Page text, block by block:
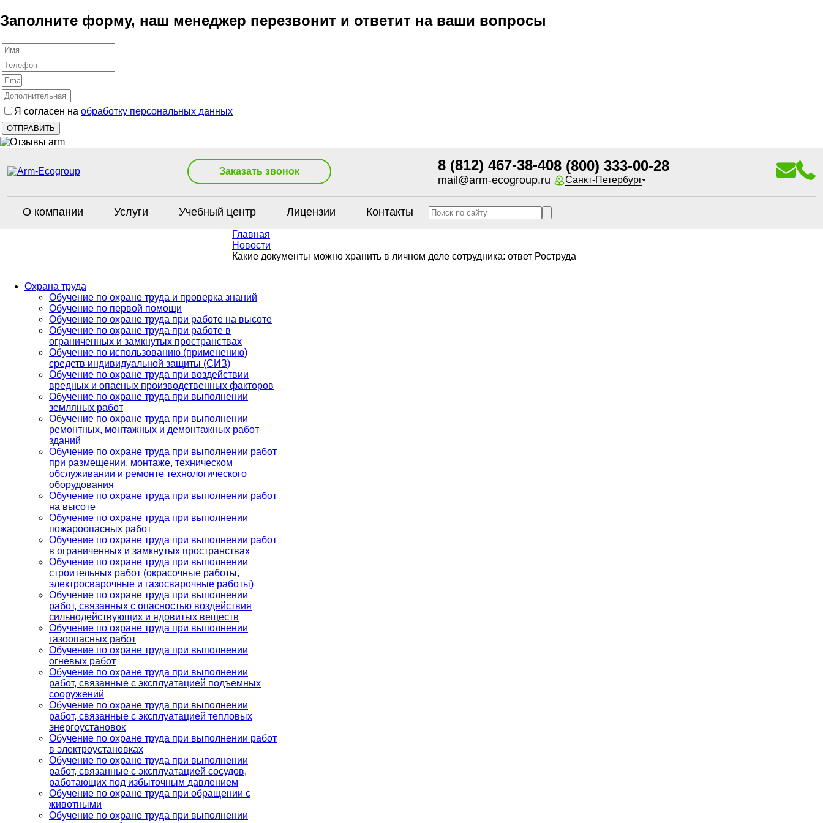
Заполните форму, наш менеджер перезвонит и ответит на ваши вопросы
Я согласен на обработку персональных данных
Заказать звонок 8 (812) 467-38-40
mail@arm-ecogroup.ru
8 (800) 333-00-28
Санкт-Петербург
О компании Услуги Учебный центр Лицензии Контакты
Главная
Новости
Какие документы можно хранить в личном деле сотрудника: ответ Роструда
Охрана труда
Обучение по охране труда и проверка знаний
Обучение по первой помощи
Обучение по охране труда при работе на высоте
Обучение по охране труда при работе в
ограниченных и замкнутых пространствах
Обучение по использованию (применению)
средств индивидуальной защиты (СИЗ)
Обучение по охране труда при воздействии
вредных и опасных производственных факторов
Обучение по охране труда при выполнении
земляных работ
Обучение по охране труда при выполнении
ремонтных, монтажных и демонтажных работ
зданий
Обучение по охране труда при выполнении работ
при размещении, монтаже, техническом
обслуживании и ремонте технологического
оборудования
Обучение по охране труда при выполнении работ
на высоте
Обучение по охране труда при выполнении
пожароопасных работ
Обучение по охране труда при выполнении работ
в ограниченных и замкнутых пространствах
Обучение по охране труда при выполнении
строительных работ (окрасочные работы,
электросварочные и газосварочные работы)
Обучение по охране труда при выполнении
работ, связанных с опасностью воздействия
сильнодействующих и ядовитых веществ
Обучение по охране труда при выполнении
газоопасных работ
Обучение по охране труда при выполнении
огневых работ
Обучение по охране труда при выполнении
работ, связанные с эксплуатацией подъемных
сооружений
Обучение по охране труда при выполнении
работ, связанные с эксплуатацией тепловых
энергоустановок
Обучение по охране труда при выполнении работ
в электроустановках
Обучение по охране труда при выполнении
работ, связанные с эксплуатацией сосудов,
работающих под избыточным давлением
Обучение по охране труда при обращении с
животными
Обучение по охране труда при выполнении